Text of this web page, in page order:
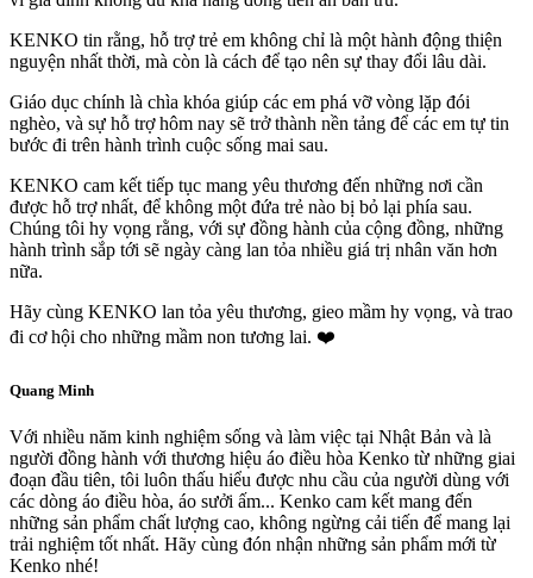
KENKO tin rằng, hỗ trợ trẻ em không chỉ là một hành động thiện
nguyện nhất thời, mà còn là cách để tạo nên sự thay đổi lâu dài.
Giáo dục chính là chìa khóa giúp các em phá vỡ vòng lặp đói
nghèo, và sự hỗ trợ hôm nay sẽ trở thành nền tảng để các em tự tin
bước đi trên hành trình cuộc sống mai sau.
KENKO cam kết tiếp tục mang yêu thương đến những nơi cần
được hỗ trợ nhất, để không một đứa trẻ nào bị bỏ lại phía sau.
Chúng tôi hy vọng rằng, với sự đồng hành của cộng đồng, những
hành trình sắp tới sẽ ngày càng lan tỏa nhiều giá trị nhân văn hơn
nữa.
Hãy cùng KENKO lan tỏa yêu thương, gieo mầm hy vọng, và trao
đi cơ hội cho những mầm non tương lai. ❤️
Quang Minh
Với nhiều năm kinh nghiệm sống và làm việc tại Nhật Bản và là
người đồng hành với thương hiệu áo điều hòa Kenko từ những giai
đoạn đầu tiên, tôi luôn thấu hiểu được nhu cầu của người dùng với
các dòng áo điều hòa, áo sưởi ấm... Kenko cam kết mang đến
những sản phẩm chất lượng cao, không ngừng cải tiến để mang lại
trải nghiệm tốt nhất. Hãy cùng đón nhận những sản phẩm mới từ
Kenko nhé!